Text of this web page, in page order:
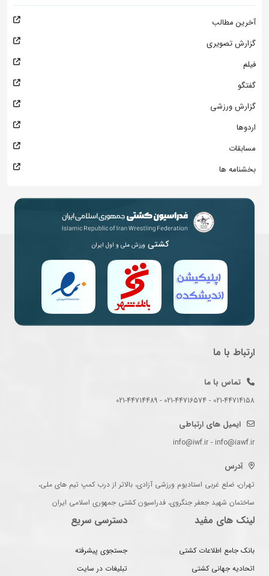
آخرین مطالب
گزارش تصویری
فیلم
گفتگو
گزارش ورزشی
اردوها
مسابقات
بخشنامه ها
کشتی ورزش ملی و اول ایران
ارتباط با ما
تماس با ما
021-44714158 - 021-44716574 - 021-44714489
ایمیل های ارتباطی
info@iwf.ir - info@iawf.ir
آدرس
تهران، ضلع غربی استادیوم ورزشی آزادی، بالاتر از درب کمپ تیم های ملی،
ساختمان شهید جعفر جنگروی، فدراسیون کشتی جمهوری اسلامی ایران
لینک های مفید
بانک جامع اطلاعات کشتی
اتحادیه جهانی کشتی
دسترسی سریع
جستجوی پیشرفته
تبلیغات در سایت